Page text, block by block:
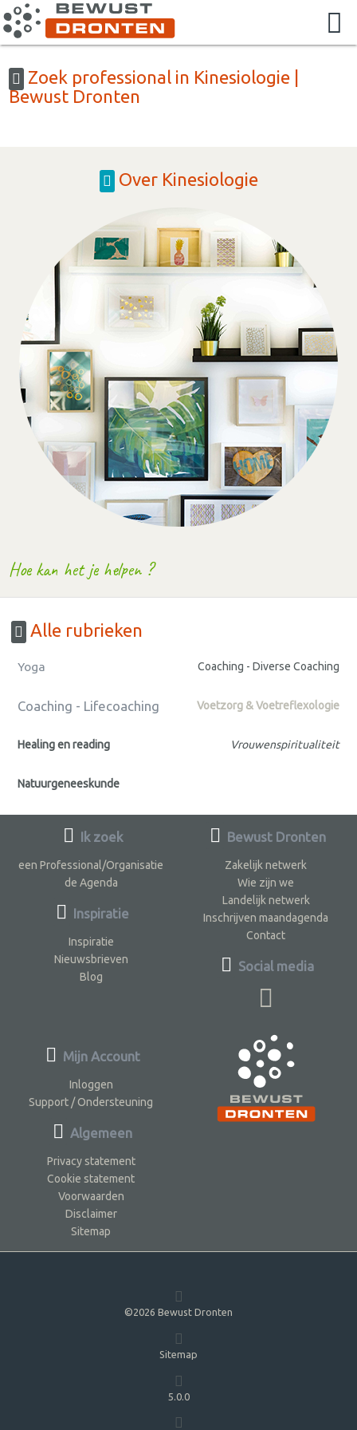
Zoek professional in Kinesiologie |
Bewust Dronten
Over Kinesiologie
Hoe kan het je helpen ?
Alle rubrieken
Yoga Coaching - Diverse Coaching
Coaching - Lifecoaching Voetzorg & Voetreflexologie
Healing en reading Vrouwenspiritualiteit
Natuurgeneeskunde
Ik zoek
een Professional/Organisatie
de Agenda
Inspiratie
Inspiratie
Nieuwsbrieven
Blog
Bewust Dronten
Zakelijk netwerk
Wie zijn we
Landelijk netwerk
Inschrijven maandagenda
Contact
Social media
Mijn Account
Inloggen
Support / Ondersteuning
Algemeen
Privacy statement
Cookie statement
Voorwaarden
Disclaimer
Sitemap
©2026 Bewust Dronten
Sitemap
5.0.0